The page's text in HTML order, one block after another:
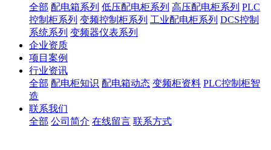
全部 配电箱系列 低压配电柜系列 高压配电柜系列 PLC
控制柜系列 变频控制柜系列 工业配电柜系列 DCS控制
系统系列 变频器仪表系列
企业资质
项目案例
行业资讯
全部 配电柜知识 配电箱动态 变频柜资料 PLC控制柜智
造
联系我们
全部 公司简介 在线留言 联系方式